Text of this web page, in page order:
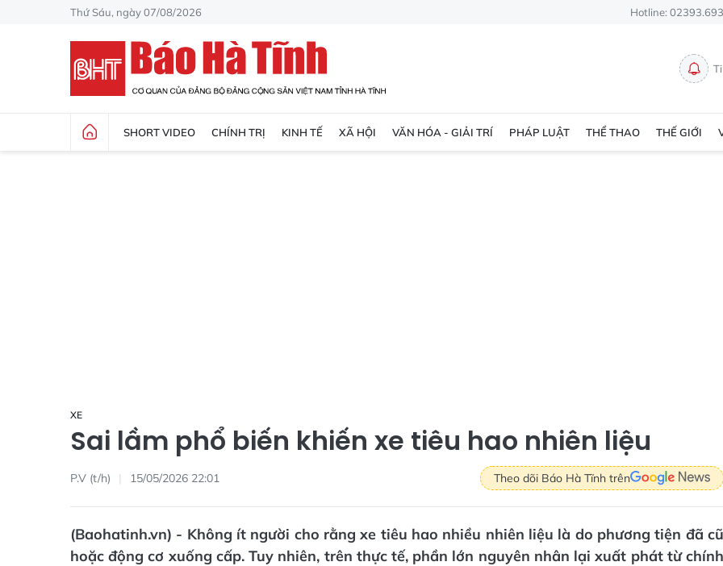
Thứ Sáu, ngày 07/08/2026 Hotline:
SHORT VIDEO CHÍNH TRỊ KINH TẾ XÃ HỘI VĂN HÓA - GIẢI TRÍ PHÁP LUẬT THỂ THAO THẾ GIỚI
XE
Sai lầm phổ biến khiến xe tiêu hao nhiên liệu
P.V (t/h) 15/05/2026 22:01 Theo dõi Báo Hà Tĩnh trên
(Baohatinh.vn) - Không ít người cho rằng xe tiêu hao nhiều nhiên liệu là do phương tiện đã cũ
hoặc động cơ xuống cấp. Tuy nhiên, trên thực tế, phần lớn nguyên nhân lại xuất phát từ chính